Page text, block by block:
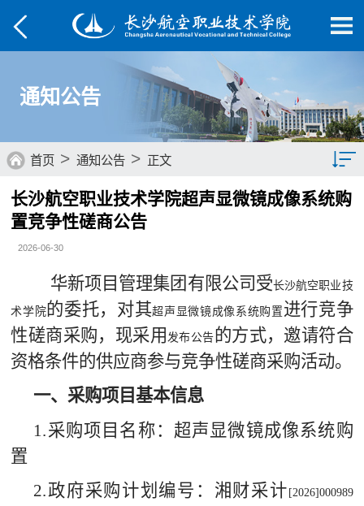
通知公告
首页 > 通知公告 > 正文
通知公告
长沙航空职业技术学院超声显微镜成像系统购
置竞争性磋商公告
2026-06-30
华新项目管理集团有限公司受长沙航空职业技
术学院的委托，对其超声显微镜成像系统购置 进行竞争
性磋商采购，现采用 发布公告的方式，邀请符合
资格条件的供应商参与竞争性磋商采购活动。
一、采购项目基本信息
1.采购项目名称：超声显微镜成像系统购
置
2.政府采购计划编号：湘财采计 [2026]000989